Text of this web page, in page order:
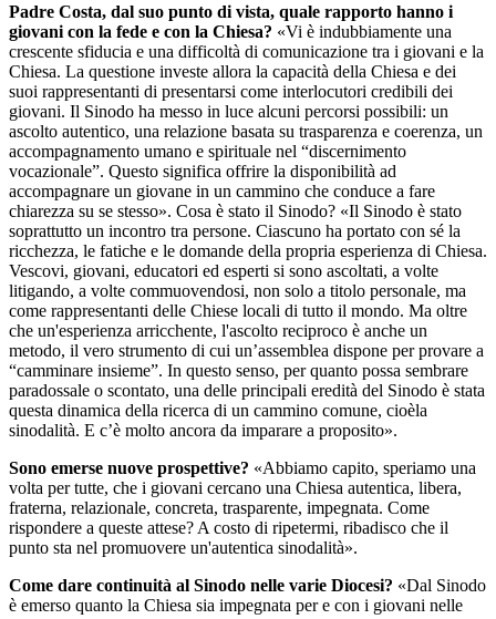
Padre Costa, dal suo punto di vista, quale rapporto hanno i
giovani con la fede e con la Chiesa? «Vi è indubbiamente una
crescente sfiducia e una difficoltà di comunicazione tra i giovani e la
Chiesa. La questione investe allora la capacità della Chiesa e dei
suoi rappresentanti di presentarsi come interlocutori credibili dei
giovani. Il Sinodo ha messo in luce alcuni percorsi possibili: un
ascolto autentico, una relazione basata su trasparenza e coerenza, un
accompagnamento umano e spirituale nel “discernimento
vocazionale”. Questo significa offrire la disponibilità ad
accompagnare un giovane in un cammino che conduce a fare
chiarezza su se stesso». Cosa è stato il Sinodo? «Il Sinodo è stato
soprattutto un incontro tra persone. Ciascuno ha portato con sé la
ricchezza, le fatiche e le domande della propria esperienza di Chiesa.
Vescovi, giovani, educatori ed esperti si sono ascoltati, a volte
litigando, a volte commuovendosi, non solo a titolo personale, ma
come rappresentanti delle Chiese locali di tutto il mondo. Ma oltre
che un'esperienza arricchente, l'ascolto reciproco è anche un
metodo, il vero strumento di cui un’assemblea dispone per provare a
“camminare insieme”. In questo senso, per quanto possa sembrare
paradossale o scontato, una delle principali eredità del Sinodo è stata
questa dinamica della ricerca di un cammino comune, cioèla
sinodalità. E c’è molto ancora da imparare a proposito».
Sono emerse nuove prospettive? «Abbiamo capito, speriamo una
volta per tutte, che i giovani cercano una Chiesa autentica, libera,
fraterna, relazionale, concreta, trasparente, impegnata. Come
rispondere a queste attese? A costo di ripetermi, ribadisco che il
punto sta nel promuovere un'autentica sinodalità».
Come dare continuità al Sinodo nelle varie Diocesi? «Dal Sinodo
è emerso quanto la Chiesa sia impegnata per e con i giovani nelle